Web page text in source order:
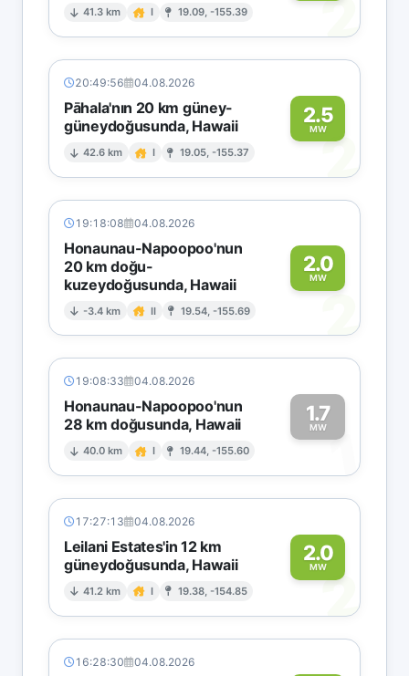
41.3 km I 19.09, -155.39 2
20:49:56 04.08.2026
Pāhala'nın 20 km güney-
güneydoğusunda, Hawaii
42.6 km I 19.05, -155.37
2.5
MW2
19:18:08 04.08.2026
Honaunau-Napoopoo'nun
20 km doğu-
kuzeydoğusunda, Hawaii
-3.4 km II 19.54, -155.69
2.0
MW
2
19:08:33 04.08.2026
Honaunau-Napoopoo'nun
28 km doğusunda, Hawaii
40.0 km I 19.44, -155.60
1.7
MW1
17:27:13 04.08.2026
Leilani Estates'in 12 km
güneydoğusunda, Hawaii
41.2 km I 19.38, -154.85
2.0
MW2
16:28:30 04.08.2026